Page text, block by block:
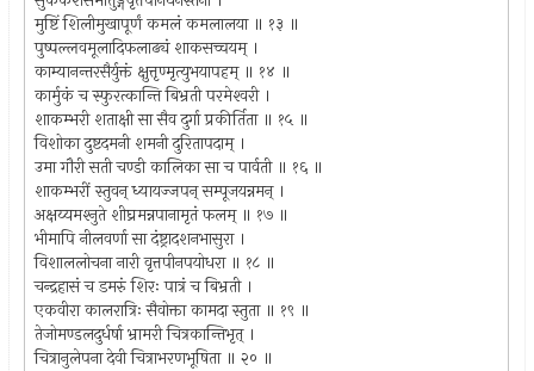
मुष्टिं शिलीमुखापूर्णं कमलं कमलालया ॥ १३ ॥
पुष्पल्लवमूलादिफलाढ्यं शाकसच्चयम् ।
काम्यानन्तरसैर्युक्तं क्षुत्तृण्मृत्युभयापहम् ॥ १४ ॥
कार्मुकं च स्फुरत्कान्ति बिभ्रती परमेश्‍वरी ।
शाकम्भरी शताक्षी सा सैव दुर्गा प्रकीर्तिता ॥ १५ ॥
विशोका दुष्टदमनी शमनी दुरितापदाम् ।
उमा गौरी सती चण्डी कालिका सा च पार्वती ॥ १६ ॥
शाकम्भरीं स्तुवन् ध्यायज्जपन् सम्पूजयन्नमन् ।
अक्षय्यमश्‍नुते शीघ्रमन्नपानामृतं फलम् ॥ १७ ॥
भीमापि नीलवर्णा सा दंष्ट्रादशनभासुरा ।
विशाललोचना नारी वृत्तपीनपयोधरा ॥ १८ ॥
चन्द्रहासं च डमरुं शिरः पात्रं च बिभ्रती ।
एकवीरा कालरात्रिः सैवोक्ता कामदा स्तुता ॥ १९ ॥
तेजोमण्डलदुर्धर्षा भ्रामरी चित्रकान्तिभृत् ।
चित्रानुलेपना देवी चित्राभरणभूषिता ॥ २० ॥